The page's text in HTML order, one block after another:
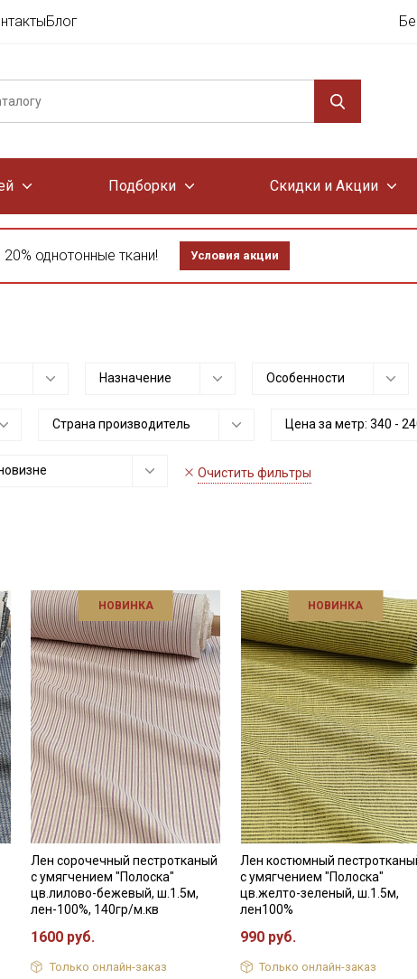
Блог
Подборки Скидки и Акции
20% однотонные ткани! Условия акции
Назначение Особенности
Страна производитель Цена за метр: 340 -
Очистить фильтры
НОВИНКА
Лен сорочечный пестротканый
с умягчением "Полоска"
цв.лилово-бежевый, ш.1.5м,
лен-100%, 140гр/м.кв
1600 руб.
Только онлайн-заказ
НОВИНКА
Лен костюмный
с умягчением "Полоска"
цв.желто-зеленый, ш.1.5м,
лен100%
990 руб.
Только онлайн-заказ